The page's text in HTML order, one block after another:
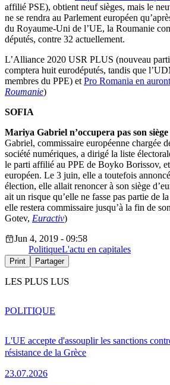
affilié PSE), obtient neuf sièges, mais le
ne se rendra au Parlement européen
du Royaume-Uni de l’UE, la Roumanie
députés, contre 32 actuellement.
L’Alliance 2020 USR PLUS (nouveau
comptera huit eurodéputés, tandis que
membres du PPE) et Pro Romania en
Roumanie)
SOFIA
Mariya Gabriel n’occupera pas son
Gabriel, commissaire européenne chargée
société numériques, a dirigé la liste
le parti affilié au PPE de Boyko Borissov,
européen. Le 3 juin, elle a toutefois
élection, elle allait renoncer à son siège
ait un risque qu’elle ne fasse pas partie de
elle restera commissaire jusqu’à la fin de
Gotev, Euractiv)
Jun 4, 2019 - 09:58
PolitiqueL'actu en capitales
Print Partager
LES PLUS LUS
L'UE accepte d'assouplir les sanctions
résistance de la Grèce
23.07.2026
POLITIQUE